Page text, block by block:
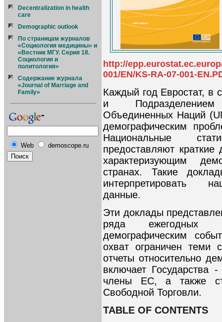
Decentralization in health
care
Demographic outlook
По страницам журналов
«Социология медицины» и
«Вестник МГУ. Серия 18.
Социология и
политология»
Содержание журнала
«Journal of Marriage and
Family»
Web demoscope.ru
http://
001/EN/KS-RA-07-001-
Каждый год Евростат, в
и Подразделением
Объединенных Наций
демографическим
Национальные
предоставляют
характеризующим
странах. Такие
интерпретировать
данные.
Эти доклады
ряда ежегодных
демографическим
охват ограничен теми
отчеты относительно
включает
члены ЕС, а также
Свободной Торговли.
TABLE OF CONTENTS